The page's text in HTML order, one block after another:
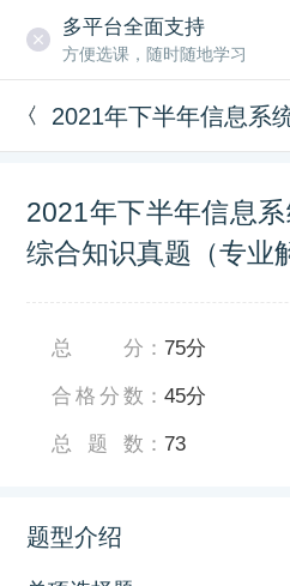
多平台全面支持
方便选课，随时随地学习
2021年下半年信息
综合知识真题（专业
总分 ：75分
合格分数 ：45分
总题数 ：73
题型介绍